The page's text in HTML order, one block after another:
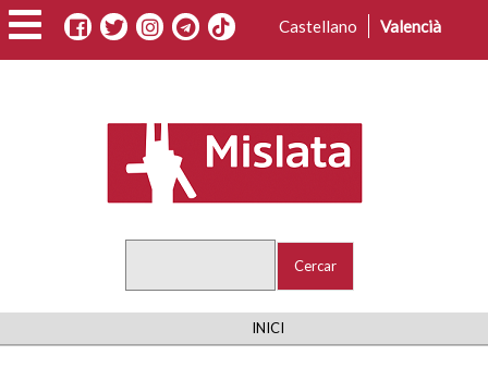
Vés
al
contingut
Castellano Valencià
FIL
INICI